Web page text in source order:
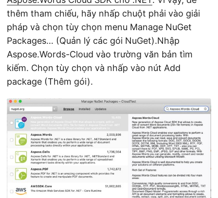
thêm tham chiếu, hãy nhấp chuột phải vào giải
pháp và chọn tùy chọn menu Manage NuGet
Packages… (Quản lý các gói NuGet).Nhập
Aspose.Words-Cloud vào trường văn bản tìm
kiếm. Chọn tùy chọn và nhấp vào nút Add
package (Thêm gói).